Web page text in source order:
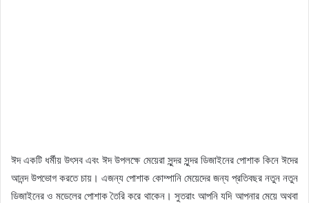
ঈদ একটি ধর্মীয় উৎসব এবং ঈদ উপলক্ষে মেয়েরা সুন্দর সুন্দর ডিজাইনের পোশাক কিনে ঈদের
আনন্দ উপভোগ করতে চায়। এজন্য পোশাক কোম্পানি মেয়েদের জন্য প্রতিবছর নতুন নতুন
ডিজাইনের ও মডেলের পোশাক তৈরি করে থাকেন। সুতরাং আপনি যদি আপনার মেয়ে অথবা